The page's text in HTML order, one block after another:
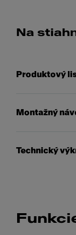
Na
Produktový
Montažný
Technický